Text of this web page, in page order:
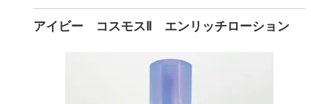
アイビー コスモスⅡ エンリッチローション